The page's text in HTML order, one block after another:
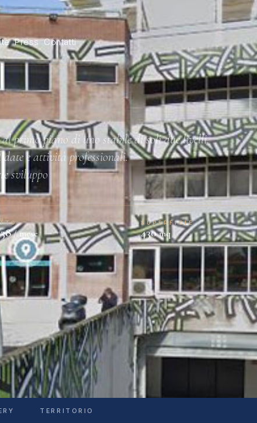
Press Contatti
primo piano di uno stabile di soli due livelli.
e attività professionali.
sviluppo
/ mese
SUPERFICIE
430mq
TERRITORIO